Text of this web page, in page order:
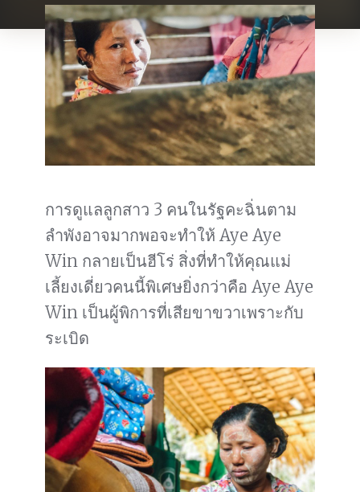
การดูแลลูกสาว 3 คนในรัฐคะฉิ่นตาม
ลำพังอาจมากพอจะทำให้ Aye Aye
Win กลายเป็นฮีโร่ สิ่งที่ทำให้คุณแม่
เลี้ยงเดี่ยวคนนี้พิเศษยิ่งกว่าคือ Aye Aye
Win เป็นผู้พิการที่เสียขาขวาเพราะกับ
ระเบิด